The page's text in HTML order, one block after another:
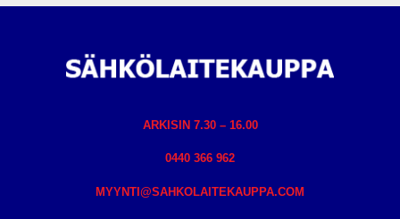
ARKISIN 7.30 – 16.00
0440 366 962
MYYNTI@SAHKOLAITEKAUPPA.COM